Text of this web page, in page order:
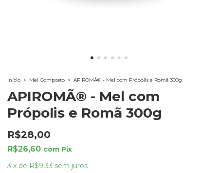
Início > Mel Composto > APIROMÃ® - Mel com Própolis e Romã 300g
APIROMÃ® - Mel com
Própolis e Romã 300g
R$28,00
R$26,60 com Pix
3 x de R$9,33 sem juros